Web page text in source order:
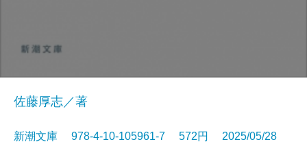
佐藤厚志／著
新潮文庫 978-4-10-105961-7 572円 2025/05/28